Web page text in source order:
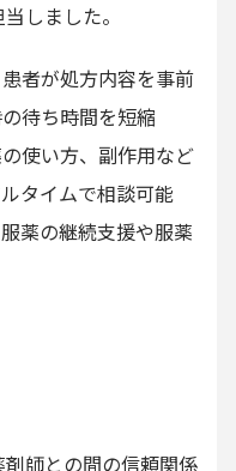
しました。
患者が処方内容を事前
待ち時間を短縮
使い方、副作用など
タイムで相談可能
服薬の継続支援や服薬
師との間の信頼関係